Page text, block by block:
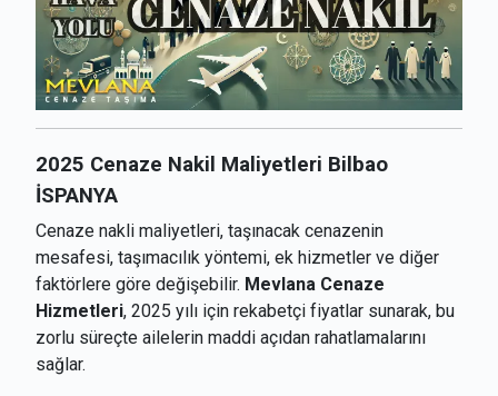
2025 Cenaze Nakil Maliyetleri Bilbao
İSPANYA
Cenaze nakli maliyetleri, taşınacak cenazenin
mesafesi, taşımacılık yöntemi, ek hizmetler ve diğer
faktörlere göre değişebilir. Mevlana Cenaze
Hizmetleri, 2025 yılı için rekabetçi fiyatlar sunarak, bu
zorlu süreçte ailelerin maddi açıdan rahatlamalarını
sağlar.